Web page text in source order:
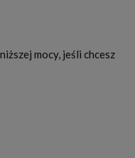
mocy, jeśli chcesz